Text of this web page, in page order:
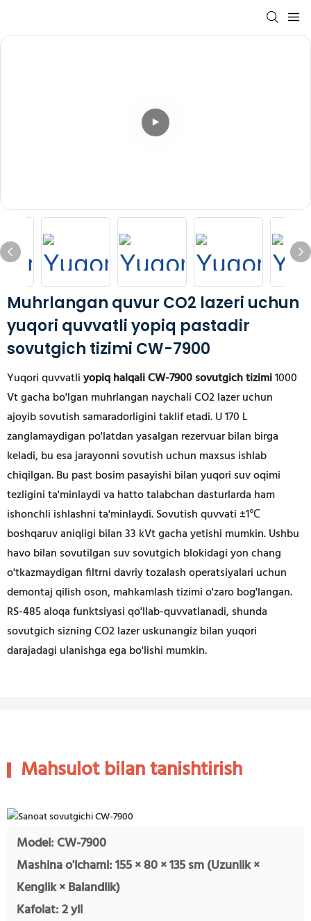
Muhrlangan quvur CO2 lazeri uchun
yuqori quvvatli yopiq pastadir
sovutgich tizimi CW-7900
Yuqori quvvatliyopiq halqali CW-7900 sovutgich tizimi1000
Vt gacha bo'lgan muhrlangan naychali CO2 lazer uchun
ajoyib sovutish samaradorligini taklif etadi. U 170 L
zanglamaydigan po'latdan yasalgan rezervuar bilan birga
keladi, bu esa jarayonni sovutish uchun maxsus ishlab
chiqilgan. Bu past bosim pasayishi bilan yuqori suv oqimi
tezligini ta'minlaydi va hatto talabchan dasturlarda ham
ishonchli ishlashni ta'minlaydi. Sovutish quvvati ±1℃
boshqaruv aniqligi bilan 33 kVt gacha yetishi mumkin. Ushbu
havo bilan sovutilgan suv sovutgich blokidagi yon chang
o'tkazmaydigan filtrni davriy tozalash operatsiyalari uchun
demontaj qilish oson, mahkamlash tizimi o'zaro bog'langan.
RS-485 aloqa funktsiyasi qo'llab-quvvatlanadi, shunda
sovutgich sizning CO2 lazer uskunangiz bilan yuqori
darajadagi ulanishga ega bo'lishi mumkin.
Mahsulot bilan tanishtirish
Model: CW-7900
Mashina o'lchami: 155 × 80 × 135 sm (Uzunlik ×
Kenglik × Balandlik)
Kafolat: 2 yil